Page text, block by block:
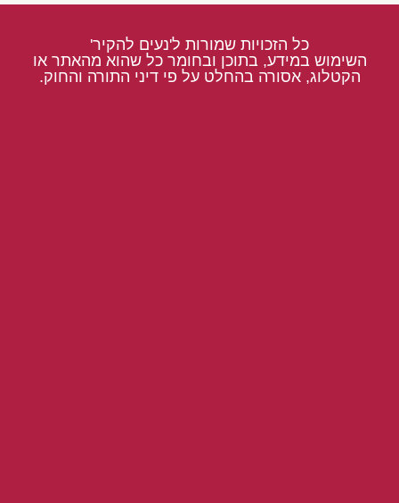
כל הזכויות שמורות ל'נעים להקיר'
השימוש במידע, בתוכן ובחומר כל שהוא מהאתר או
הקטלוג, אסורה בהחלט על פי דיני התורה והחוק.